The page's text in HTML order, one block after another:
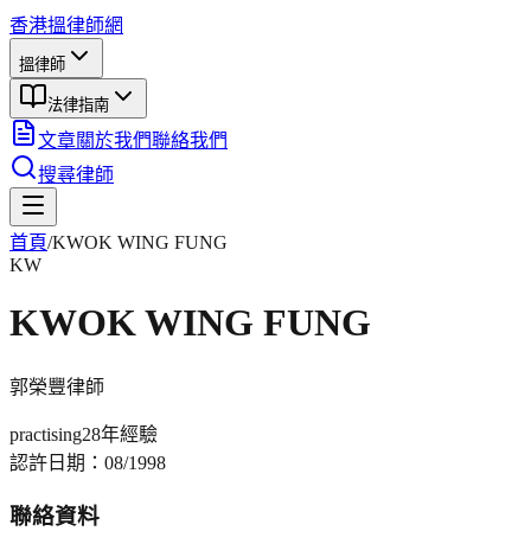
香港搵律師網
搵律師
法律指南
文章關於我們聯絡我們
搜尋律師
首頁/KWOK WING FUNG
KW
KWOK WING FUNG
郭榮豐律師
practising28年經驗
認許日期： 08/1998
聯絡資料